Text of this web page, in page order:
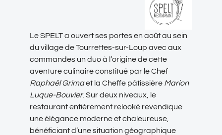
Le SPELT a ouvert ses portes en août au sein
du village de Tourrettes-sur-Loup avec aux
commandes un duo à l’origine de cette
aventure culinaire constitué par le Chef
Raphaël Grimaet la Cheffe pâtissière Marion
Luque-Bouvier. Sur deux niveaux, le
restaurant entièrement relooké revendique
une élégance moderne et chaleureuse,
bénéficiant d’une situation géographique